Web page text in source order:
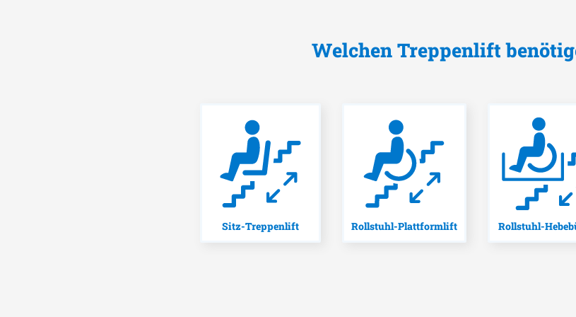
Welchen Treppenlift
Sitz-Treppenlift Rollstuhl-Plattformlift Rollstuhl-